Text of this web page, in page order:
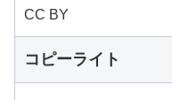
CC BY
コピーライト